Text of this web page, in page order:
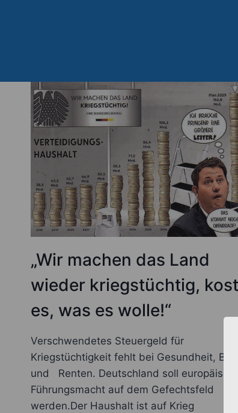
„Wir machen das Land
wieder kriegstüchtig,
es, was es wolle!“
Verschwendetes Steuergeld für
Kriegstüchtigkeit fehlt bei Gesundheit,
und Renten. Deutschland soll europäische
Führungsmacht auf dem Gefechtsfeld
werden.Der Haushalt ist auf Krieg